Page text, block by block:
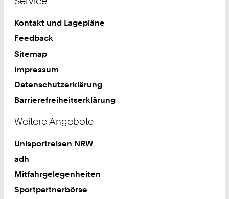
Kontakt und Lagepläne
Feedback
Sitemap
Impressum
Datenschutzerklärung
Barrierefreiheitserklärung
Weitere Angebote
Unisportreisen NRW
adh
Mitfahrgelegenheiten
Sportpartnerbörse